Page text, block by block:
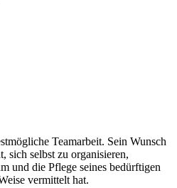
Teamarbeit. Sein Wunsch
sich selbst zu organisieren,
und die Pflege seines bedürftigen
vermittelt hat.